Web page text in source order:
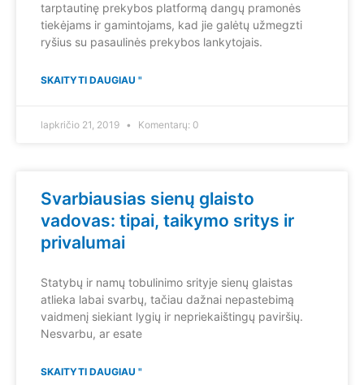
tarptautinę prekybos platformą dangų pramonės
tiekėjams ir gamintojams, kad jie galėtų užmegzti
ryšius su pasaulinės prekybos lankytojais.
SKAITYTI DAUGIAU "
lapkričio 21, 2019 Komentarų: 0
Svarbiausias sienų glaisto
vadovas: tipai, taikymo sritys ir
privalumai
Statybų ir namų tobulinimo srityje sienų glaistas
atlieka labai svarbų, tačiau dažnai nepastebimą
vaidmenį siekiant lygių ir nepriekaištingų paviršių.
Nesvarbu, ar esate
SKAITYTI DAUGIAU "